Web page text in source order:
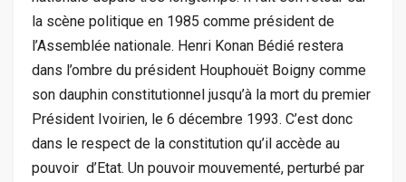
la scène politique en 1985 comme président de
l’Assemblée nationale. Henri Konan Bédié restera
dans l’ombre du président Houphouët Boigny comme
son dauphin constitutionnel jusqu’à la mort du premier
Président Ivoirien, le 6 décembre 1993. C’est donc
dans le respect de la constitution qu’il accède au
pouvoir d’Etat. Un pouvoir mouvementé, perturbé par